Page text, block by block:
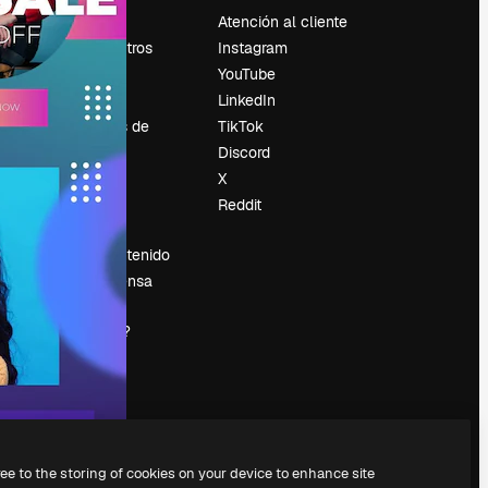
Precios
Sobre nosotros
Empleo
Tendencias de
búsqueda
Blog
Eventos
Vender contenido
Sala de prensa
magnific.ai?
Atención al cliente
Instagram
YouTube
LinkedIn
TikTok
Discord
X
Reddit
to the storing of cookies on your device to enhance site